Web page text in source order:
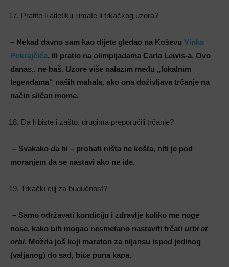
Pratite li atletiku i imate li trkačkog uzora?
– Nekad davno sam kao dijete gledao na Koševu Vinka
Pokrajčića, ili pratio na olimpijadama Carla Lewis-a. Ovo
danas.. ne baš. Uzore više nalazim među „lokalnim
legendama“ naših mahala, ako ona doživljava trčanje na
način sličan mome.
Da li biste i zašto, drugima preporučili trčanje?
– Svakako da bi – probati ništa ne košta, niti je pod
moranjem da se nastavi ako ne ide.
Trkački cilj za budučnost?
– Samo održavati kondiciju i zdravlje koliko me noge
nose, kako bih mogao nesmetano nastaviti trčati urbi et
orbi. Možda još koji maraton za nijansu ispod jedinog
(valjanog) do sad, biće puna kapa.